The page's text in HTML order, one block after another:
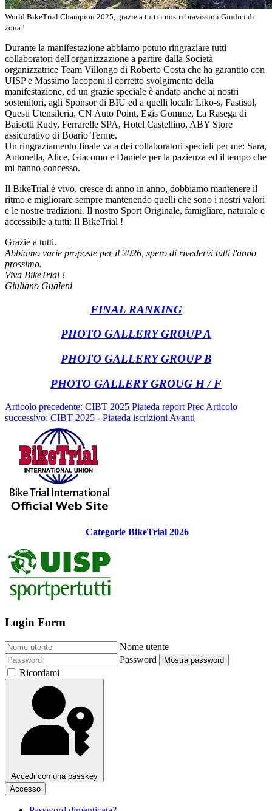
World BikeTrial Champion 2025, grazie a tutti i nostri bravissimi Giudici di
zona !
Durante la manifestazione abbiamo potuto ringraziare tutti
collaboratori dell'organizzazione a partire dalla Società
organizzatrice Team Villongo di Roberto Costa che ha garantito con
UISP e Massimo Iacoponi il corretto svolgimento della
manifestazione, ed un grazie speciale è andato anche ai nostri
sostenitori, agli Sponsor di BIU ed a quelli locali: Liko-s, Fastisol,
Questi Utensileria, CN Auto Point, Egis Gomme, La Rasega di
Baisotti Rudy, Ferrarelle SPA, Hotel Castellino, ABY Store
assicurativo di Boario Terme.
Un ringraziamento finale va a dei collaboratori speciali per me: Sara,
Antonella, Alice, Giacomo e Daniele per la pazienza ed il tempo che
mi hanno concesso.
Il BikeTrial è vivo, cresce di anno in anno, dobbiamo mantenere il
ritmo e migliorare sempre mantenendo quelli che sono i nostri valori
e le nostre tradizioni. Il nostro Sport Originale, famigliare, naturale e
accessibile a tutti: Il BikeTrial !
Grazie a tutti.
Abbiamo varie proposte per il 2026, spero di rivedervi tutti l'anno
prossimo.
Viva BikeTrial !
Giuliano Gualeni
FINAL RANKING
PHOTO GALLERY GROUP A
PHOTO GALLERY GROUP B
PHOTO GALLERY GROUG H / F
Articolo precedente: CIBT 2025 Piateda report Prec Articolo
successivo: CIBT 2025 - Piateda iscrizioni Avanti
Categorie BikeTrial 2026
Login Form
Nome utente
Password
Mostra password
Ricordami
Accedi con una passkey
Accesso